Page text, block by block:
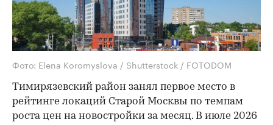
Фото: Elena Koromyslova / Shutterstock / FOTODOM
Тимирязевский район занял первое место в
рейтинге локаций Старой Москвы по темпам
роста цен на новостройки за месяц. В июле 2026